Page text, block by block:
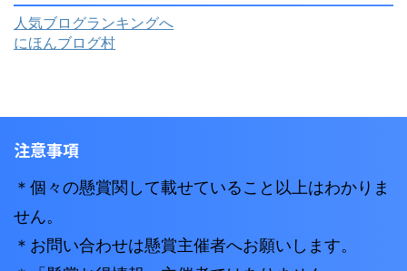
人気ブログランキングへ
にほんブログ村
注意事項
＊個々の懸賞関して載せていること以上はわかりま
せん。
＊お問い合わせは懸賞主催者へお願いします。